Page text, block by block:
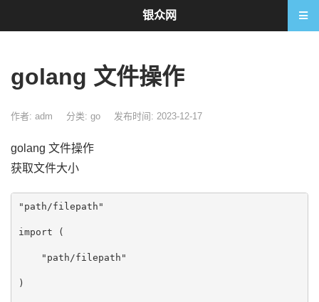
golang 文件操作
作者: adm 分类: go 发布时间: 2023-12-17
golang 文件操作
获取文件大小
"path/filepath"
import (
    "path/filepath"
)
银众网